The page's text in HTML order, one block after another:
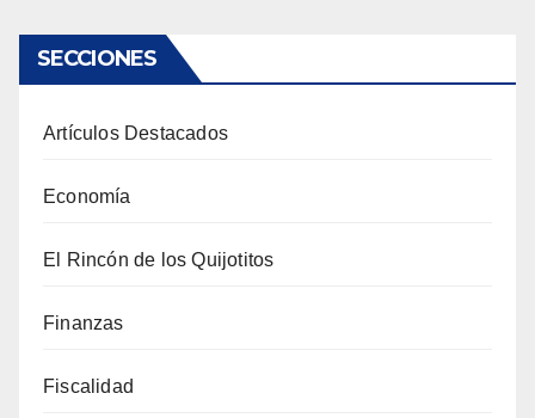
SECCIONES
Artículos Destacados
Economía
El Rincón de los Quijotitos
Finanzas
Fiscalidad